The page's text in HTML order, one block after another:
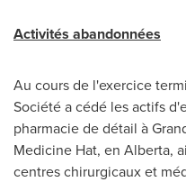
Activités abandonnées
Au cours de l'exercice
Société a cédé les actifs
pharmacie de détail à
Medicine Hat, en Alberta,
centres chirurgicaux et